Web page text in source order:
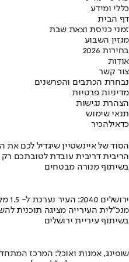
כללי ומידע
דף הבית
זמני כניסת וצאת שבת
מגזין השבוע
בחירות 2026
אודות
צור קשר
נבחרת הכתבים והפרשנים
מדיניות פרטיות
הצהרת נגישות
תנאי שימוש
כדאילהכיר
הסוד של איינשטיין שיגדיל לכם את
הריבית דריבית עובדת לטובתכם
בשיתוף מנורה מבטחים
ירושלים 2040: העיר נערכת ל- 1.5 מליון תושבים
מנכ"לית העירייה מציגה תוכנית
בשיתוף עיריית ירושלים
שופינג, אמנות ואוכל: המרכז